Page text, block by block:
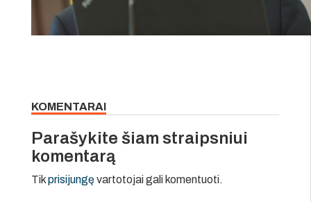
KOMENTARAI
Parašykite šiam straipsniui
komentarą
Tikprisijungęvartotojai gali komentuoti.